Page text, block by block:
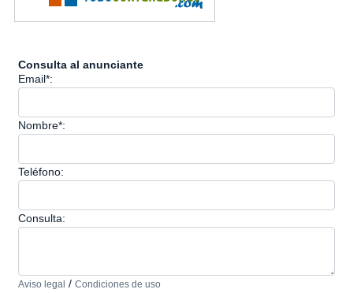
Consulta al anunciante
Email*:
Nombre*:
Teléfono:
Consulta:
Aviso legal / Condiciones de uso